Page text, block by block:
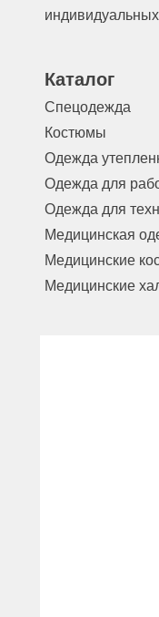
Каталог
Спецодежда
Костюмы
Одежда
Одежда для
Одежда для
Медицинская
Медицинские
Медицинские